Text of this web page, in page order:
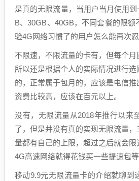
是真的无限流量，当用户当月使用
B、30GB、40GB，不同套餐的限
验4G网络习惯了的用户怎么能再次忍
不限速，不限流量的卡有，但每个月
所以还是根据个人的实际情况进行
的，正常属于包月的，应该是电信
资费比较高，应该在百元以上。
没有，无限流量从2018年推行以来
了，但是并没有真的实现无限流量
量都有自己的上限，超过之后就会
4G高速网络就得花钱买一些提速包等
移动9.9元无限流量卡的介绍就聊到